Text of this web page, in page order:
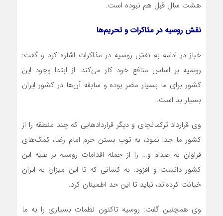
هشت سال قبل هم نبوده است.
نقش روسیه در مذاکرات و تحریم‌ها
خباز در ادامه به نقش روسیه در مذاکرات اشاره کرد و گفت:
روسیه بر اساس منافع خود کار می‌کند. از ابتدا وجود این
کشور برای ما بسیار مضر بوده و سابقه آن‌ها در کشور ایران
بسیار بد است.
وی قرارداد ترکمانچای و دیگر قراردادهایی که چند منطقه را از
کشور ما جدا نمود، به توپ بستن حرم امام رضا، کمک‌های
فراوان به صدام و… را از جمله اقدامات روسیه بر علیه این
کشور دانست و افزود: به کسانی که تا این میزان به ایران
خیانت کرده‌اند، نباید تا این حد اطمینان کرد.
وی همچنین گفت: روسیه تاکنون لطمات بسیاری را به ما